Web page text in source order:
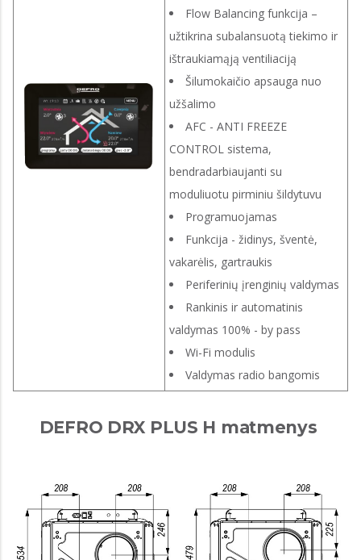
Flow Balancing funkcija –
užtikrina subalansuotą tiekimo ir
ištraukiamąją ventiliaciją
Šilumokaičio apsauga nuo
užšalimo
AFC - ANTI FREEZE
CONTROL sistema,
bendradarbiaujanti su
moduliuotu pirminiu šildytuvu
Programuojamas
Funkcija - židinys, šventė,
vakarėlis, gartraukis
Periferinių įrenginių valdymas
Rankinis ir automatinis
valdymas 100% - by pass
Wi-Fi modulis
Valdymas radio bangomis
DEFRO DRX PLUS H matmenys